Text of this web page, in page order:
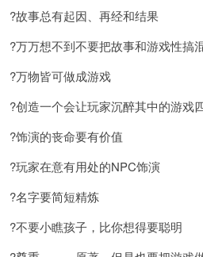
?故事总有起因、再经和结果
?万万想不到不要把故事和游戏性搞
?万物皆可做成游戏
?创造一个会让玩家沉醉其中的游戏
?饰演的丧命要有价值
?玩家在意有用处的NPC饰演
?名字要简短精炼
?不要小瞧孩子，比你想得要聪明